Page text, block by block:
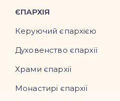
ЄПАРХІЯ
Керуючий єпархією
Духовенство єпархії
Храми єпархії
Монастирі єпархії